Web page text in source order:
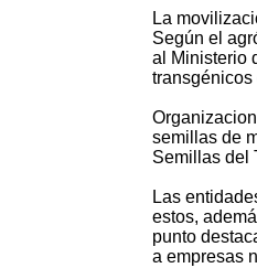
La
Según el
al Ministerio
transgénicos
semillas de
Semillas del
Las
estos,
punto
a empresas